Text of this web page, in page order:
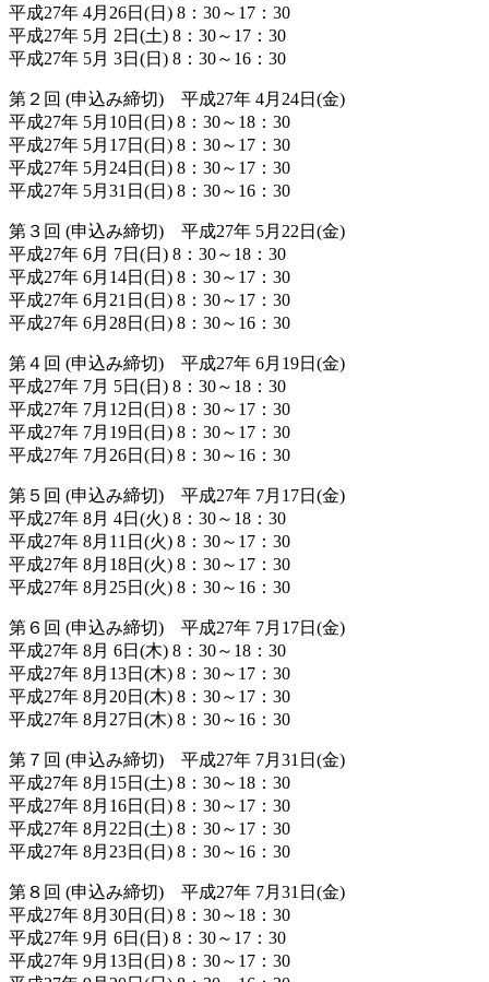
平成27年 4月26日(日) 8：30～17：30
平成27年 5月 2日(土) 8：30～17：30
平成27年 5月 3日(日) 8：30～16：30
第２回 (申込み締切) 平成27年 4月24日(金)
平成27年 5月10日(日) 8：30～18：30
平成27年 5月17日(日) 8：30～17：30
平成27年 5月24日(日) 8：30～17：30
平成27年 5月31日(日) 8：30～16：30
第３回 (申込み締切) 平成27年 5月22日(金)
平成27年 6月 7日(日) 8：30～18：30
平成27年 6月14日(日) 8：30～17：30
平成27年 6月21日(日) 8：30～17：30
平成27年 6月28日(日) 8：30～16：30
第４回 (申込み締切) 平成27年 6月19日(金)
平成27年 7月 5日(日) 8：30～18：30
平成27年 7月12日(日) 8：30～17：30
平成27年 7月19日(日) 8：30～17：30
平成27年 7月26日(日) 8：30～16：30
第５回 (申込み締切) 平成27年 7月17日(金)
平成27年 8月 4日(火) 8：30～18：30
平成27年 8月11日(火) 8：30～17：30
平成27年 8月18日(火) 8：30～17：30
平成27年 8月25日(火) 8：30～16：30
第６回 (申込み締切) 平成27年 7月17日(金)
平成27年 8月 6日(木) 8：30～18：30
平成27年 8月13日(木) 8：30～17：30
平成27年 8月20日(木) 8：30～17：30
平成27年 8月27日(木) 8：30～16：30
第７回 (申込み締切) 平成27年 7月31日(金)
平成27年 8月15日(土) 8：30～18：30
平成27年 8月16日(日) 8：30～17：30
平成27年 8月22日(土) 8：30～17：30
平成27年 8月23日(日) 8：30～16：30
第８回 (申込み締切) 平成27年 7月31日(金)
平成27年 8月30日(日) 8：30～18：30
平成27年 9月 6日(日) 8：30～17：30
平成27年 9月13日(日) 8：30～17：30